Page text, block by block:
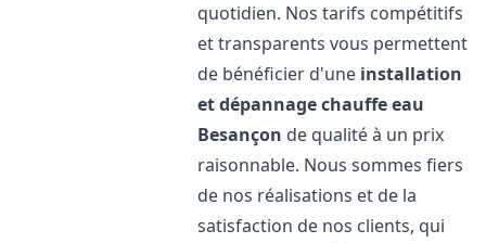
quotidien. Nos tarifs compétitifs
et transparents vous permettent
de bénéficier d'une installation
et dépannage chauffe eau
Besançon de qualité à un prix
raisonnable. Nous sommes fiers
de nos réalisations et de la
satisfaction de nos clients, qui